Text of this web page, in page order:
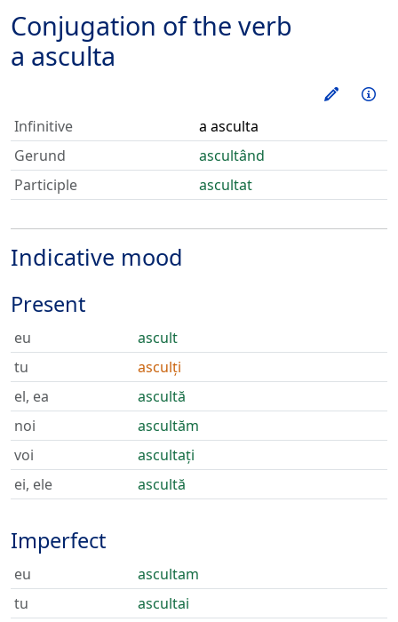
Conjugation of the verb
a asculta
Train
Infinitive
a asculta
Gerund
ascultând
Participle
ascultat
Indicative mood
Present
eu
ascult
tu
asculți
el, ea
ascultă
noi
ascultăm
voi
ascultați
ei, ele
ascultă
Imperfect
eu
ascultam
tu
ascultai